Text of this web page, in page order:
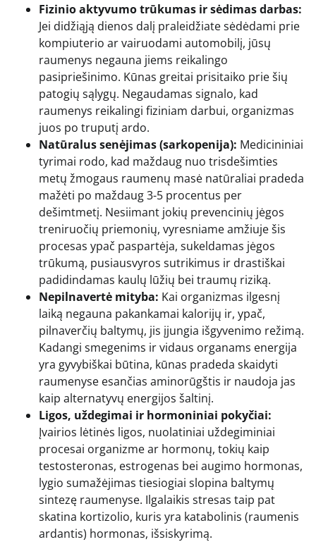
Fizinio aktyvumo trūkumas ir sėdimas darbas:
Jei didžiąją dienos dalį praleidžiate sėdėdami prie
kompiuterio ar vairuodami automobilį, jūsų
raumenys negauna jiems reikalingo
pasipriešinimo. Kūnas greitai prisitaiko prie šių
patogių sąlygų. Negaudamas signalo, kad
raumenys reikalingi fiziniam darbui, organizmas
juos po truputį ardo.
Natūralus senėjimas (sarkopenija): Medicininiai
tyrimai rodo, kad maždaug nuo trisdešimties
metų žmogaus raumenų masė natūraliai pradeda
mažėti po maždaug 3-5 procentus per
dešimtmetį. Nesiimant jokių prevencinių jėgos
treniruočių priemonių, vyresniame amžiuje šis
procesas ypač paspartėja, sukeldamas jėgos
trūkumą, pusiausvyros sutrikimus ir drastiškai
padidindamas kaulų lūžių bei traumų riziką.
Nepilnavertė mityba: Kai organizmas ilgesnį
laiką negauna pakankamai kalorijų ir, ypač,
pilnaverčių baltymų, jis įjungia išgyvenimo režimą.
Kadangi smegenims ir vidaus organams energija
yra gyvybiškai būtina, kūnas pradeda skaidyti
raumenyse esančias aminorūgštis ir naudoja jas
kaip alternatyvų energijos šaltinį.
Ligos, uždegimai ir hormoniniai pokyčiai:
Įvairios lėtinės ligos, nuolatiniai uždegiminiai
procesai organizme ar hormonų, tokių kaip
testosteronas, estrogenas bei augimo hormonas,
lygio sumažėjimas tiesiogiai slopina baltymų
sintezę raumenyse. Ilgalaikis stresas taip pat
skatina kortizolio, kuris yra katabolinis (raumenis
ardantis) hormonas, išsiskyrimą.